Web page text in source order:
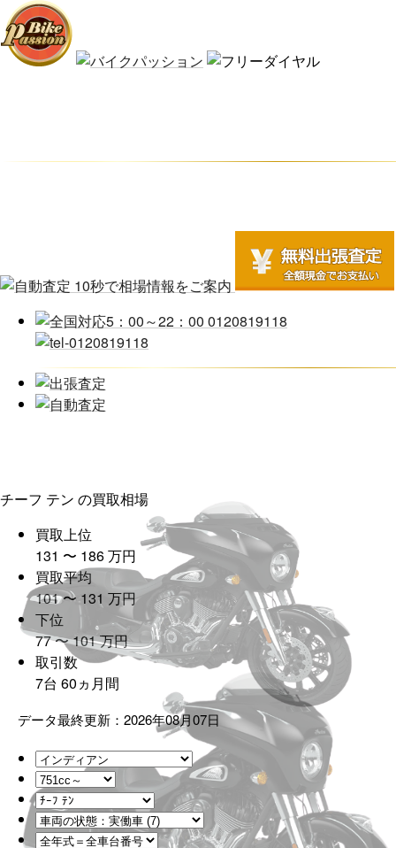
チーフ テン の買取相場
買取上位
131 〜 186万円
買取平均
101〜131 万円
下位
77〜101万円
取引数
7台 60ヵ月間
データ最終更新：2026年08月07日